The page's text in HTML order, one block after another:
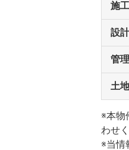
施
設
管
土
※本物
わせ
※当情